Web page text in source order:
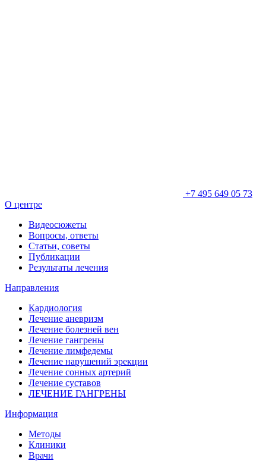
+7 495 649 05 73
О центре
Видеосюжеты
Вопросы, ответы
Статьи, советы
Публикации
Результаты лечения
Направления
Кардиология
Лечение аневризм
Лечение болезней вен
Лечение гангрены
Лечение лимфедемы
Лечение нарушений эрекции
Лечение сонных артерий
Лечение суставов
ЛЕЧЕНИЕ ГАНГРЕНЫ
Информация
Методы
Клиники
Врачи